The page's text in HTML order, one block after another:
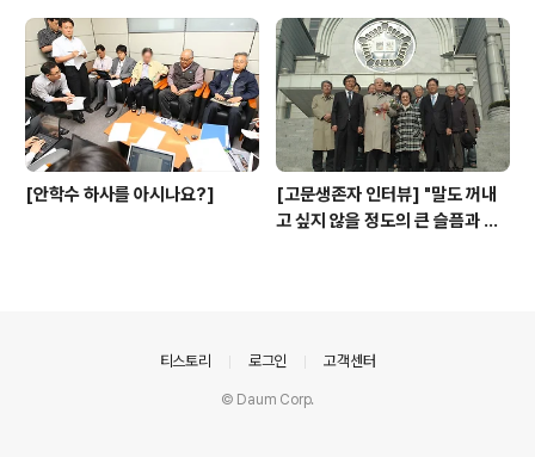
[안학수 하사를 아시나요?]
[고문생존자 인터뷰] "말도 꺼내
고 싶지 않을 정도의 큰 슬픔과 아
티스토리 로그인 고객센터
© Daum Corp.